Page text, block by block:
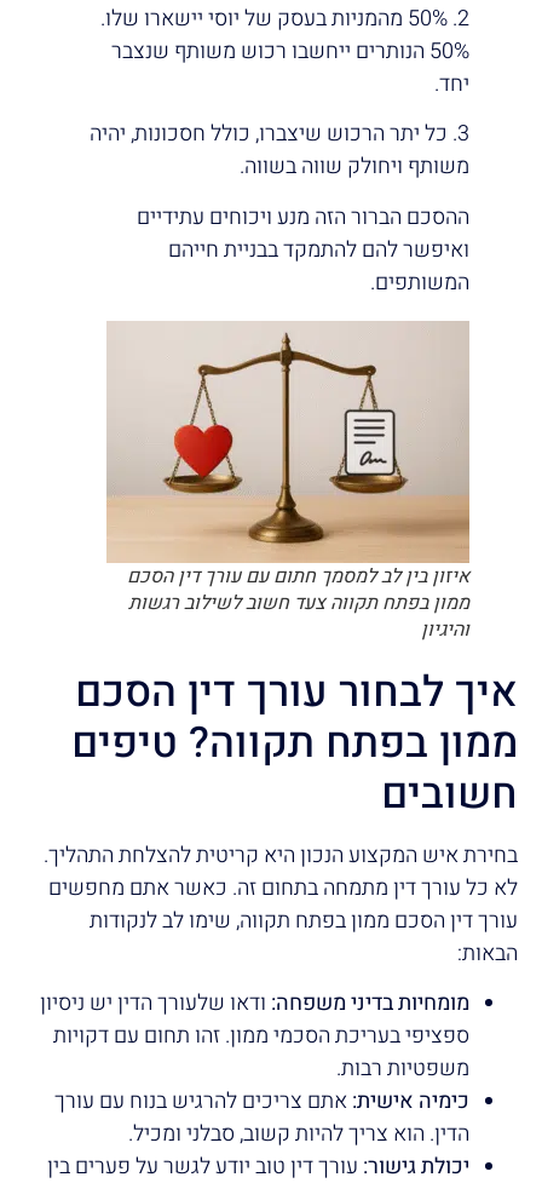
2. 50% מהמניות בעסק של יוסי יישארו שלו.
50% הנותרים ייחשבו רכוש משותף שנצבר
יחד.
3. כל יתר הרכוש שיצברו, כולל חסכונות, יהיה
משותף ויחולק שווה בשווה.
ההסכם הברור הזה מנע ויכוחים עתידיים
ואיפשר להם להתמקד בבניית חייהם
המשותפים.
איזון בין לב למסמך חתום עם עורך דין הסכם
ממון בפתח תקווה צעד חשוב לשילוב רגשות
והיגיון
איך לבחור עורך דין הסכם
ממון בפתח תקווה? טיפים
חשובים
בחירת איש המקצוע הנכון היא קריטית להצלחת התהליך.
לא כל עורך דין מתמחה בתחום זה. כאשר אתם מחפשים
עורך דין הסכם ממון בפתח תקווה, שימו לב לנקודות
הבאות:
מומחיות בדיני משפחה: ודאו שלעורך הדין יש ניסיון
ספציפי בעריכת הסכמי ממון. זהו תחום עם דקויות
משפטיות רבות.
כימיה אישית: אתם צריכים להרגיש בנוח עם עורך
הדין. הוא צריך להיות קשוב, סבלני ומכיל.
יכולת גישור: עורך דין טוב יודע לגשר על פערים בין